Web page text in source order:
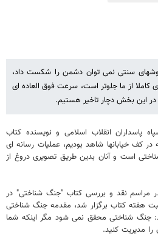
سنتی نمی توان دشمن را شکست داد،
کاملا از ما جلوتر است، سرعت فوق العاده ای
در این بخش دچار تاخیر هستیم.
پاسداران انقلاب اسلامی و نویسنده کتاب
کف خیابانها شاهد بودیم، عملیات رسانه ای
است و آنان بدین طریق تصویری دروغ از
مراسم نقد و بررسی کتاب "جنگ شناختی" در
هفته کتاب برگزار شد، مقدمه جنگ شناختی
جنگ شناختی محقق نمی شود مگر اینکه شما
را مدیریت کنید.